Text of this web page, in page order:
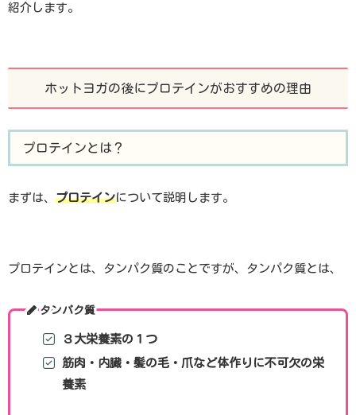
紹介します。
ホットヨガの後にプロテインがおすすめの理由
プロテインとは？
まずは、 プロテインについて説明します。
プロテインとは、タンパク質のことですが、タンパク質とは、
タンパク質
３大栄養素の１つ
筋肉・内臓・髪の毛・爪など体作りに不可欠の栄
養素